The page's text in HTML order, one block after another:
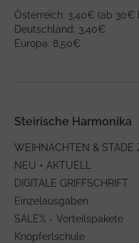
Österreich: 3,40€ (ab 30€
Deutschland: 3,40€
Europa: 8,50€
Steirische Harmonika
WEIHNACHTEN & STADE
NEU + AKTUELL
DIGITALE GRIFFSCHRIFT
Einzelausgaben
SALE% - Vorteilspakete
Knöpferlschule